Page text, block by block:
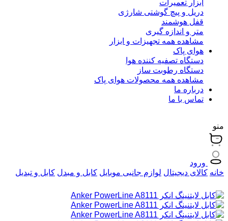
ابزار تعمیرات
دریل و پیچ گوشتی شارژی
قفل هوشمند
متر و اندازه گیری
مشاهده همه تجهیزات و ابزار
هوای پاک
دستگاه تصفیه کننده هوا
دستگاه رطوبت ساز
مشاهده همه محصولات هوای پاک
درباره ما
تماس با ما
منو
ورود
خانه کالای دیجیتال لوازم جانبی موبایل کابل و مبدل کابل و تبدیل